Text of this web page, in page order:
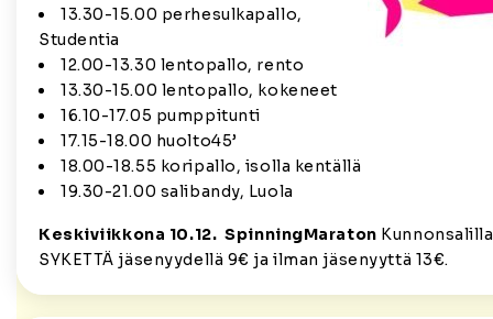
13.30-15.00 perhesulkapallo,
Studentia
12.00-13.30 lentopallo, rento
13.30-15.00 lentopallo, kokeneet
16.10-17.05 pumppitunti
17.15-18.00 huolto45’
18.00-18.55 koripallo, isolla kentällä
19.30-21.00 salibandy, Luola
Keskiviikkona 10.12. SpinningMaraton
SYKETTÄ jäsenyydellä 9€ ja ilman jäsenyyttä 13€.